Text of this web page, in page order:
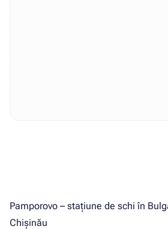
Pamporovo – stațiune de schi în
Chișinău